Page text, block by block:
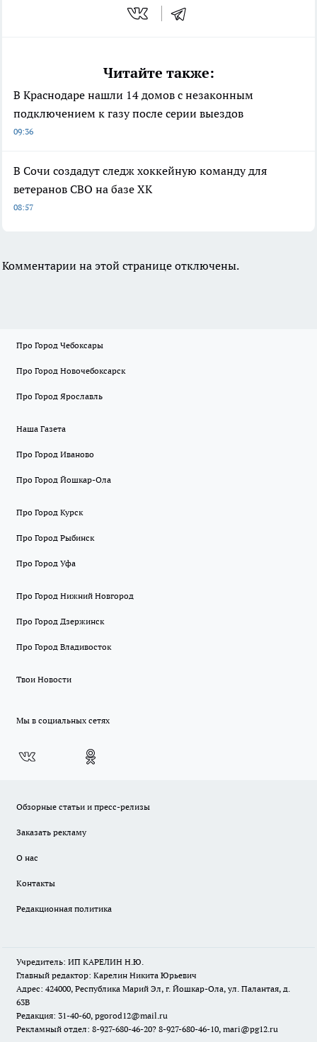
Читайте также:
В Краснодаре нашли 14 домов с незаконным
подключением к газу после серии выездов
09:36
В Сочи создадут следж хоккейную команду для
ветеранов СВО на базе ХК
08:57
Комментарии на этой странице отключены.
Про Город Чебоксары
Про Город Новочебоксарск
Про Город Ярославль
Наша Газета
Про Город Иваново
Про Город Йошкар-Ола
Про Город Курск
Про Город Рыбинск
Про Город Уфа
Про Город Нижний Новгород
Про Город Дзержинск
Про Город Владивосток
Твои Новости
Мы в социальных сетях
Обзорные статьи и пресс-релизы
Заказать рекламу
О нас
Контакты
Редакционная политика
Учредитель: ИП КАРЕЛИН Н.Ю.
Главный редактор: Карелин Никита Юрьевич
Адрес: 424000, Республика Марий Эл, г. Йошкар-Ола, ул. Палантая, д.
63В
Редакция: 31-40-60, pgorod12@mail.ru
Рекламный отдел: 8-927-680-46-20? 8-927-680-46-10, mari@pg12.ru